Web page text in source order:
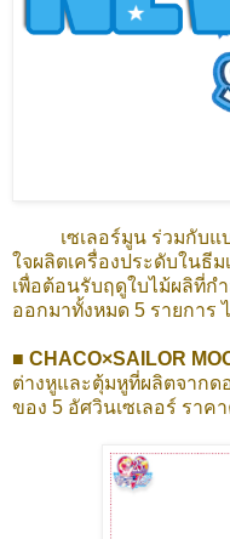
เซเลอร์มูน ร่วมกับแบ
ใจผลิตเครื่องประดับในธี
เพื่อต้อนรับฤดูใบไม้ผลิที่ก
ออกมาทั้งหมด 5 รายการ
■ CHACO×SAILOR
ต่างหูและตุ้มหูที่ผลิตจากด
ของ 5 อัศวินเซเลอร์ ราค